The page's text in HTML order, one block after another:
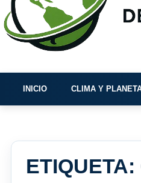
INICIO CLIMA Y
ETIQUETA: